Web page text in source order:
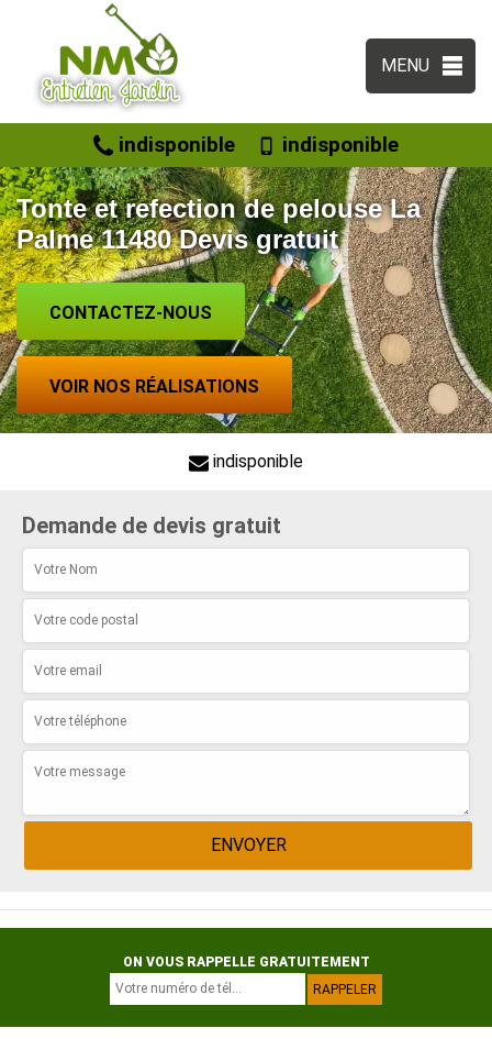
MENU
indisponible indisponible
Tonte et refection de pelouse La
Palme 11480 Devis gratuit
CONTACTEZ-NOUS
VOIR NOS RÉALISATIONS
indisponible
Demande de devis gratuit
ON VOUS RAPPELLE GRATUITEMENT